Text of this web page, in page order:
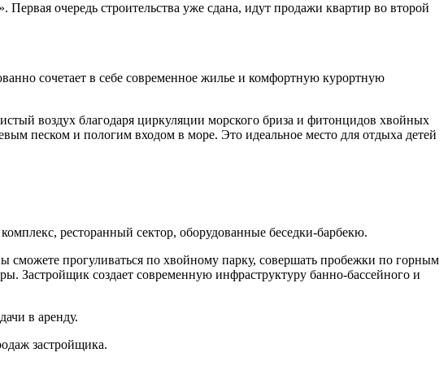
очередь строительства уже сдана, идут продажи квартир во второй
сочетает в себе современное жилье и комфортную курортную
воздух благодаря циркуляции морского бриза и фитонцидов хвойных
песком и пологим входом в море. Это идеальное место для отдыха детей
ресторанный сектор, оборудованные беседки-барбекю.
сможете прогуливаться по хвойному парку, совершать пробежки по горным
Застройщик создает современную инфраструктуру банно-бассейного и
в аренду.
застройщика.